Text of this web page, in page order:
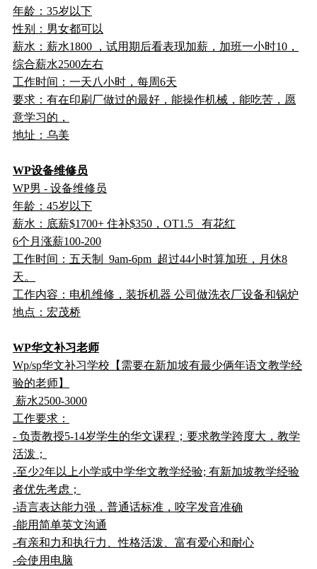
年龄：35岁以下
性别：男女都可以
薪水：薪水1800 ，试用期后看表现加薪，加班一小时10，
综合薪水2500左右
工作时间：一天八小时，每周6天
要求：有在印刷厂做过的最好，能操作机械，能吃苦，愿
意学习的，
地址：乌美
WP设备维修员
WP男 - 设备维修员
年龄：45岁以下
薪水：底薪$1700+ 住补$350，OT1.5 有花红
6个月涨薪100-200
工作时间：五天制 9am-6pm 超过44小时算加班，月休8
天。
工作内容：电机维修，装拆机器 公司做洗衣厂设备和锅炉
地点：宏茂桥
WP华文补习老师
Wp/sp华文补习学校【需要在新加坡有最少俩年语文教学经
验的老师】
薪水2500-3000
工作要求：
- 负责教授5-14岁学生的华文课程；要求教学跨度大，教学
活泼；
-至少2年以上小学或中学华文教学经验; 有新加坡教学经验
者优先考虑；
-语言表达能力强，普通话标准，咬字发音准确
-能用简单英文沟通
-有亲和力和执行力、性格活泼、富有爱心和耐心
-会使用电脑